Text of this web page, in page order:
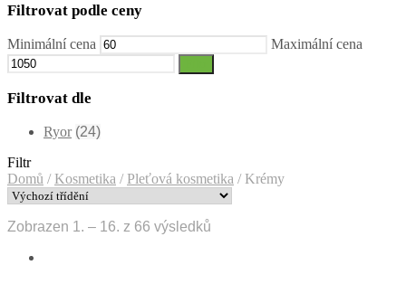
Filtrovat podle ceny
Minimální cena Maximální cena
Filtrovat dle
Ryor (24)
Filtr
Domů / Kosmetika / Pleťová kosmetika /Krémy
Zobrazen 1. – 16. z 66 výsledků